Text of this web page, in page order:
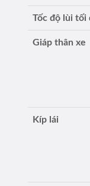
Tốc độ lùi tối
Giáp thân xe
Kíp lái